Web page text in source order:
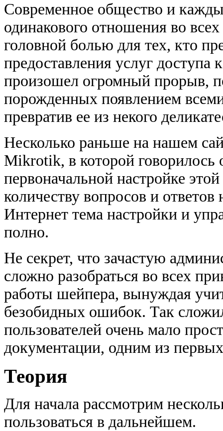
Современное общество и
одинакового отношения во
головной болью для тех, кто
предоставления услуг доступа
произошел огромный прорыв,
порожденных появлением
превратив ее из некого
Несколько раньше на нашем
Mikrotik, в которой говорилось
первоначальной настройке
количеству вопросов и
Интернет тема настройки и
полно.
Не секрет, что зачастую
сложно разобраться во всех
работы шейпера, вынуждая
безобидных ошибок. Так
пользователей очень мало
документации, одним из
Теория
Для начала рассмотрим
пользоваться в дальнейшем.